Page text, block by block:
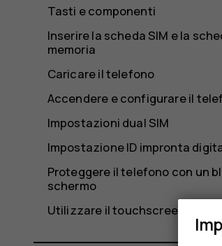
Tasti e componenti
Inserire la scheda SIM e la
memoria
Caricare il telefono
Accendere e configurare il
Impostazioni dual SIM
Impostazione ID impronta
Proteggere il telefono con un
schermo
Utilizzare il touchscreen